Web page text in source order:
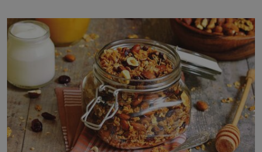
nedávno přečetli. Je to opravdu tak, s věkem jako
kdyby se paměť rozhodla stávkovat. Cvičte